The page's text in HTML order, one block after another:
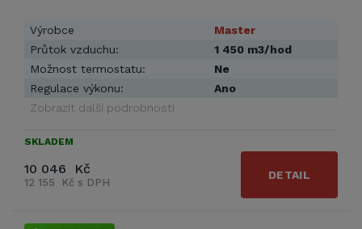
Výrobce
Master
Průtok vzduchu:
1 450 m3/hod
Možnost termostatu:
Ne
Regulace výkonu:
Ano
Zobrazit další podrobnosti
SKLADEM
10 046 Kč
12 155 Kč s DPH
DETAIL